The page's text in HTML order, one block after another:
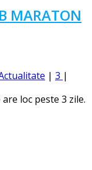
MARATON
| 3 |
loc peste 3 zile.